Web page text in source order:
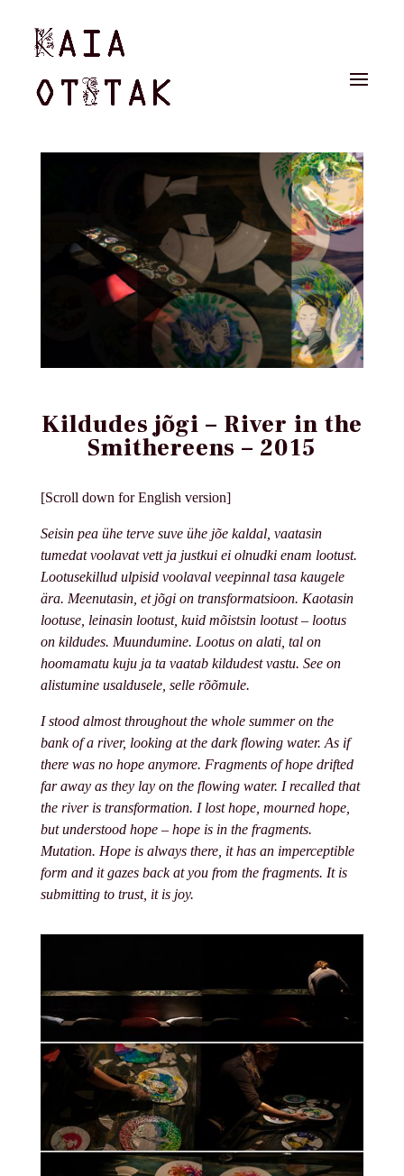
Kildudes jõgi – River in the
Smithereens – 2015
[Scroll down for English version]
Seisin pea ühe terve suve ühe jõe kaldal, vaatasin
tumedat voolavat vett ja justkui ei olnudki enam lootust.
Lootusekillud ulpisid voolaval veepinnal tasa kaugele
ära. Meenutasin, et jõgi on transformatsioon. Kaotasin
lootuse, leinasin lootust, kuid mõistsin lootust – lootus
on kildudes. Muundumine. Lootus on alati, tal on
hoomamatu kuju ja ta vaatab kildudest vastu. See on
alistumine usaldusele, selle rõõmule.
I stood almost throughout the whole summer on the
bank of a river, looking at the dark flowing water. As if
there was no hope anymore. Fragments of hope drifted
far away as they lay on the flowing water. I recalled that
the river is transformation. I lost hope, mourned hope,
but understood hope – hope is in the fragments.
Mutation. Hope is always there, it has an imperceptible
form and it gazes back at you from the fragments. It is
submitting to trust, it is joy.